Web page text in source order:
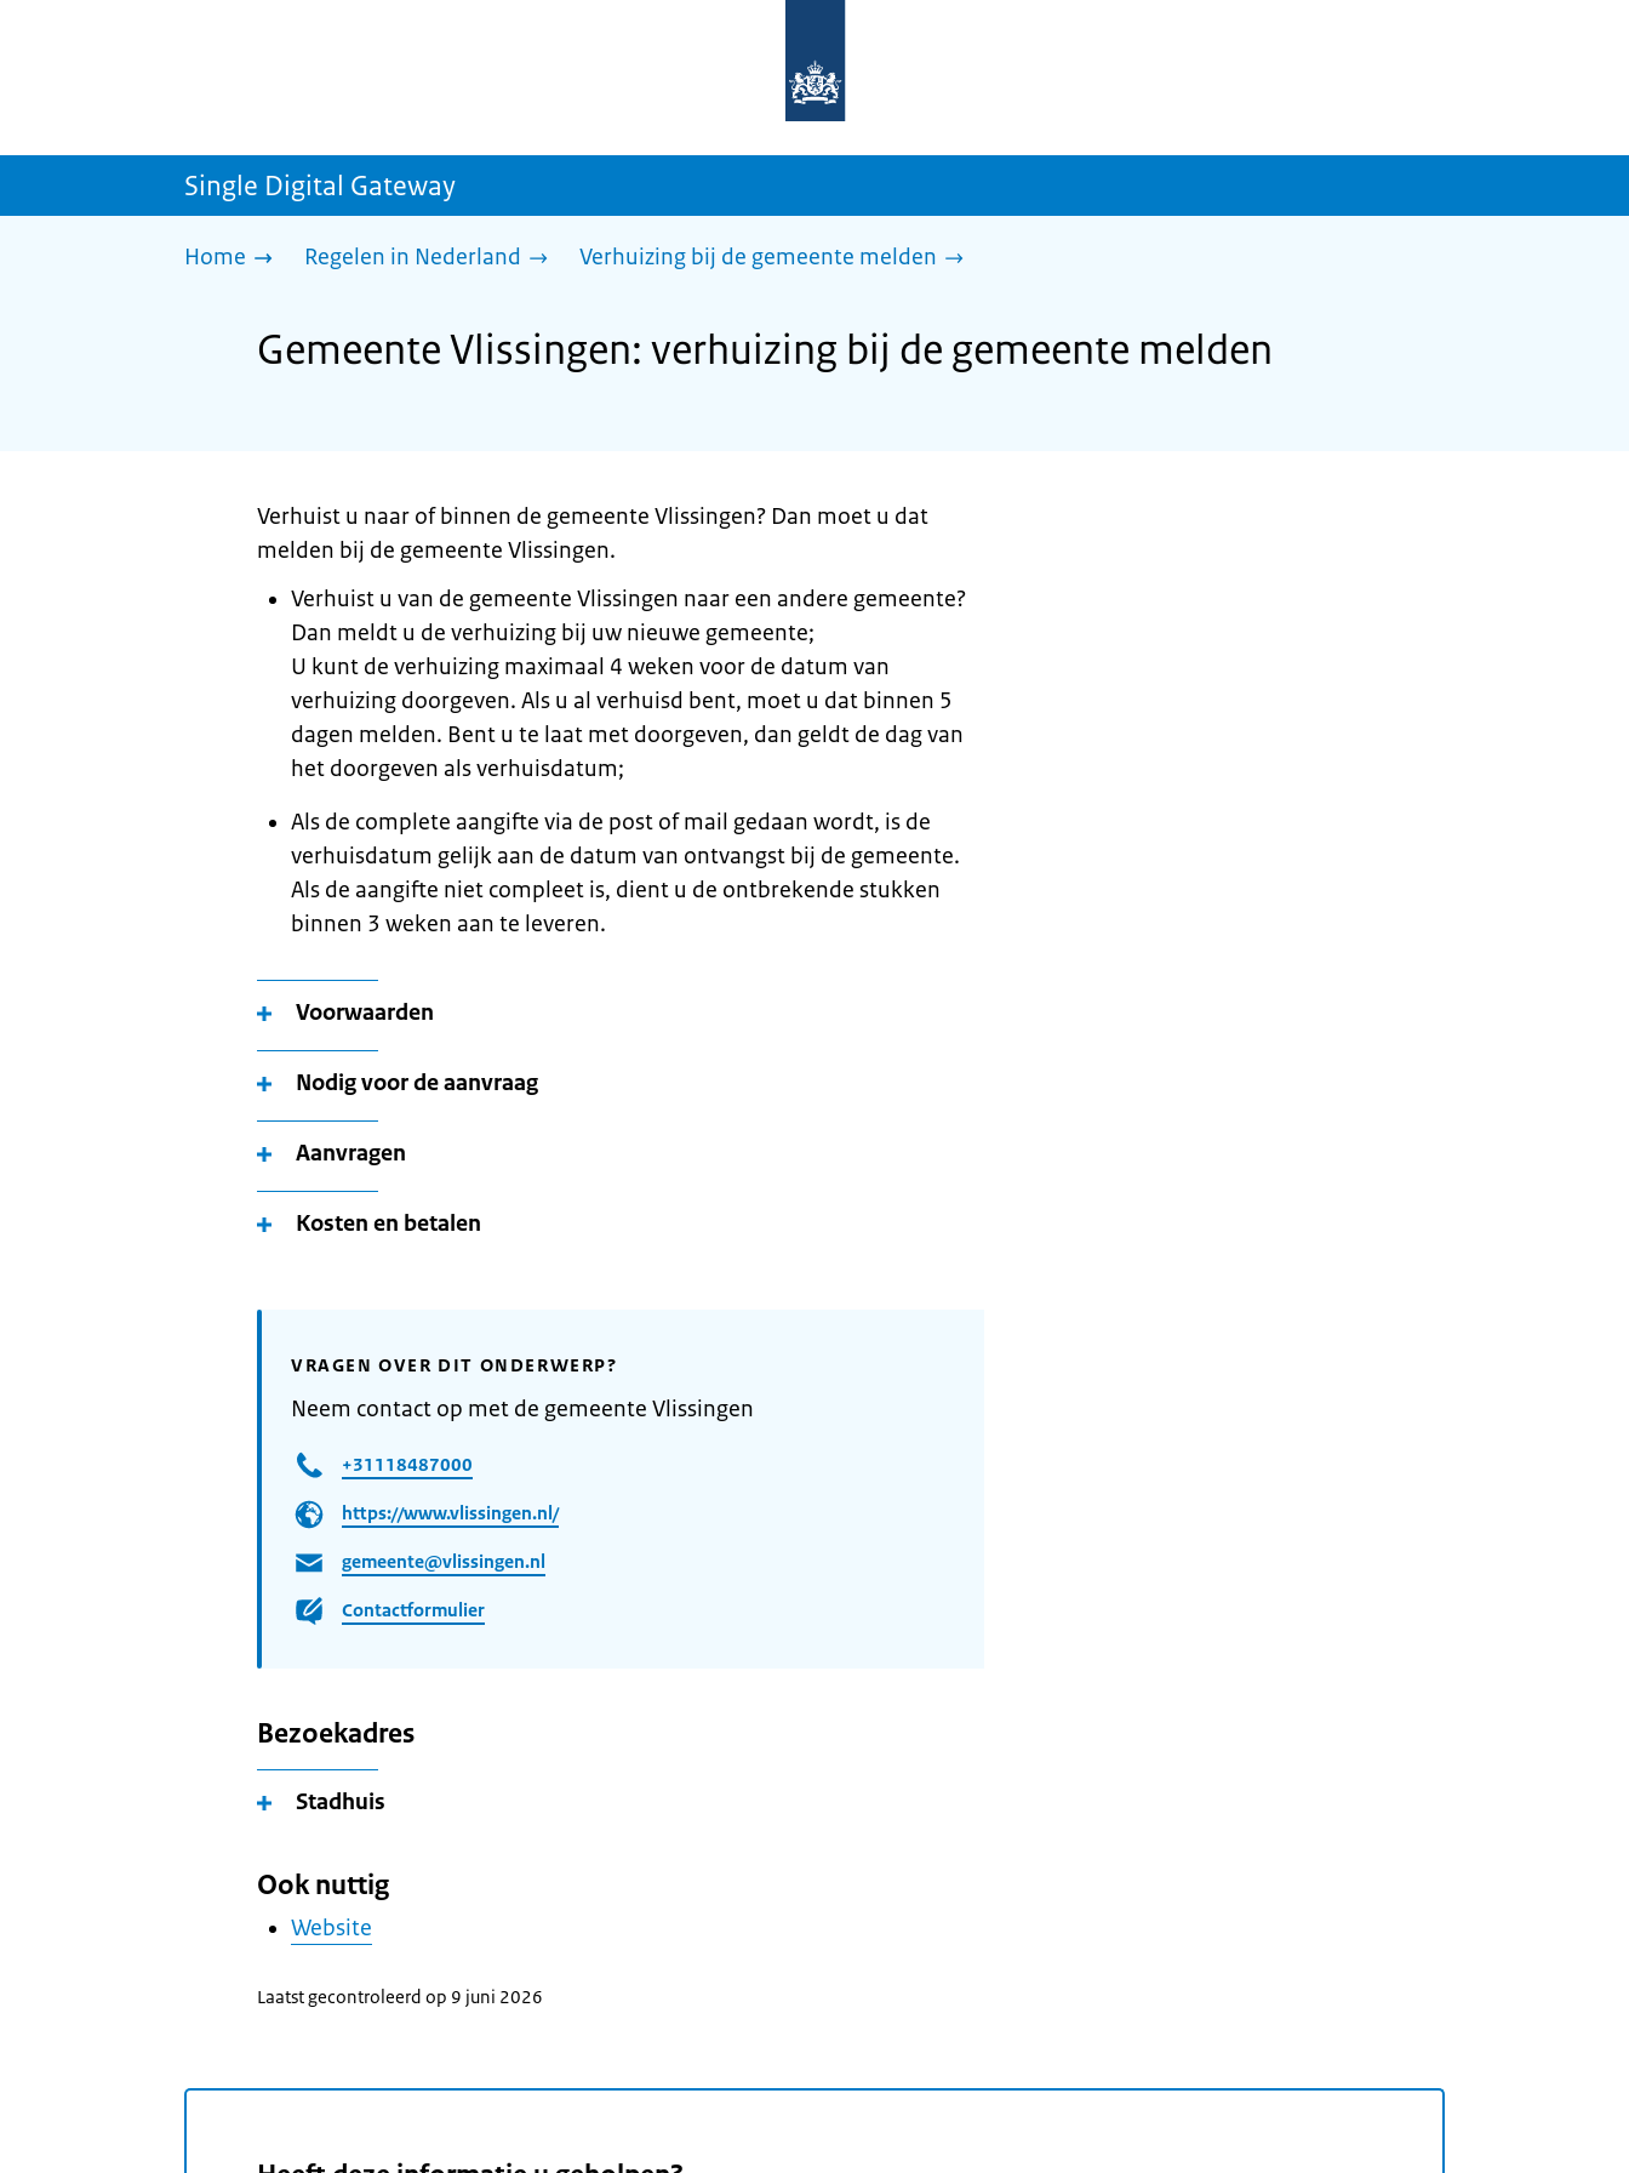
homepage
sdg.rijksoverheid.nl
Single Digital Gateway
Home Regelen in Nederland Verhuizing bij de gemeente melden
Gemeente Vlissingen: verhuizing bij de gemeente melden
Verhuist u naar of binnen de gemeente Vlissingen? Dan moet u dat
melden bij de gemeente Vlissingen.
Verhuist u van de gemeente Vlissingen naar een andere gemeente?
Dan meldt u de verhuizing bij uw nieuwe gemeente;
U kunt de verhuizing maximaal 4 weken voor de datum van
verhuizing doorgeven. Als u al verhuisd bent, moet u dat binnen 5
dagen melden. Bent u te laat met doorgeven, dan geldt de dag van
het doorgeven als verhuisdatum;
Als de complete aangifte via de post of mail gedaan wordt, is de
verhuisdatum gelijk aan de datum van ontvangst bij de gemeente.
Als de aangifte niet compleet is, dient u de ontbrekende stukken
binnen 3 weken aan te leveren.
Voorwaarden
Nodig voor de aanvraag
Aanvragen
Kosten en betalen
VRAGEN OVER DIT ONDERWERP?
Neem contact op met de gemeente Vlissingen
+31118487000
https://www.vlissingen.nl/
gemeente@vlissingen.nl
Contactformulier
Bezoekadres
Stadhuis
Ook nuttig
Website
Laatst gecontroleerd op 9 juni 2026